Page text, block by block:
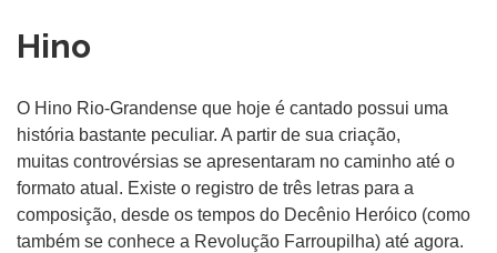
Hino
O Hino Rio-Grandense que hoje é cantado possui uma
história bastante peculiar. A partir de sua criação,
muitas controvérsias se apresentaram no caminho até o
formato atual. Existe o registro de três letras para a
composição, desde os tempos do Decênio Heróico (como
também se conhece a Revolução Farroupilha) até agora.